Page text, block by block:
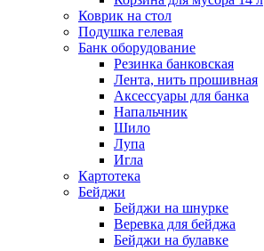
Коврик на стол
Подушка гелевая
Банк оборудование
Резинка банковская
Лента, нить прошивная
Аксессуары для банка
Напальчник
Шило
Лупа
Игла
Картотека
Бейджи
Бейджи на шнурке
Веревка для бейджа
Бейджи на булавке